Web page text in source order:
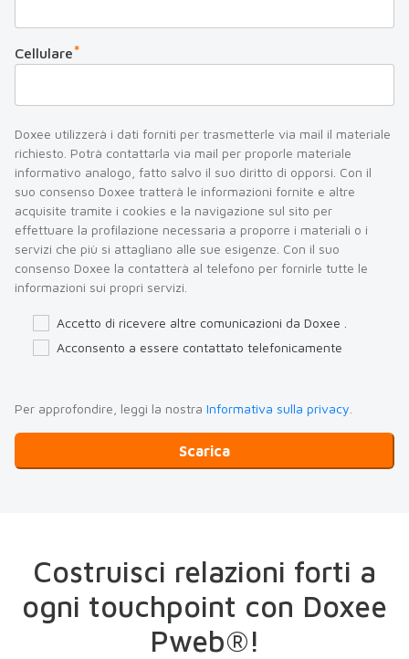
Cellulare*
Doxee utilizzerà i dati forniti per trasmetterle via mail il materiale
richiesto. Potrà contattarla via mail per proporle materiale
informativo analogo, fatto salvo il suo diritto di opporsi. Con il
suo consenso Doxee tratterà le informazioni fornite e altre
acquisite tramite i cookies e la navigazione sul sito per
effettuare la profilazione necessaria a proporre i materiali o i
servizi che più si attagliano alle sue esigenze. Con il suo
consenso Doxee la contatterà al telefono per fornirle tutte le
informazioni sui propri servizi.
Accetto di ricevere altre comunicazioni da Doxee .
Acconsento a essere contattato telefonicamente
Per approfondire, leggi la nostra Informativa sulla privacy
Costruisci relazioni forti a
ogni touchpoint con Doxee
Pweb®!